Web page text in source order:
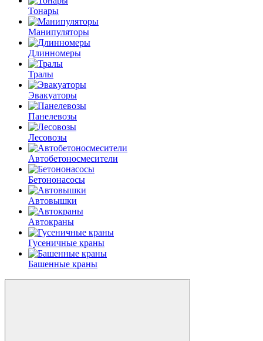
Тонары
Манипуляторы
Длинномеры
Тралы
Эвакуаторы
Панелевозы
Лесовозы
Автобетоно­смесители
Бетононасосы
Автовышки
Автокраны
Гусеничные краны
Башенные краны